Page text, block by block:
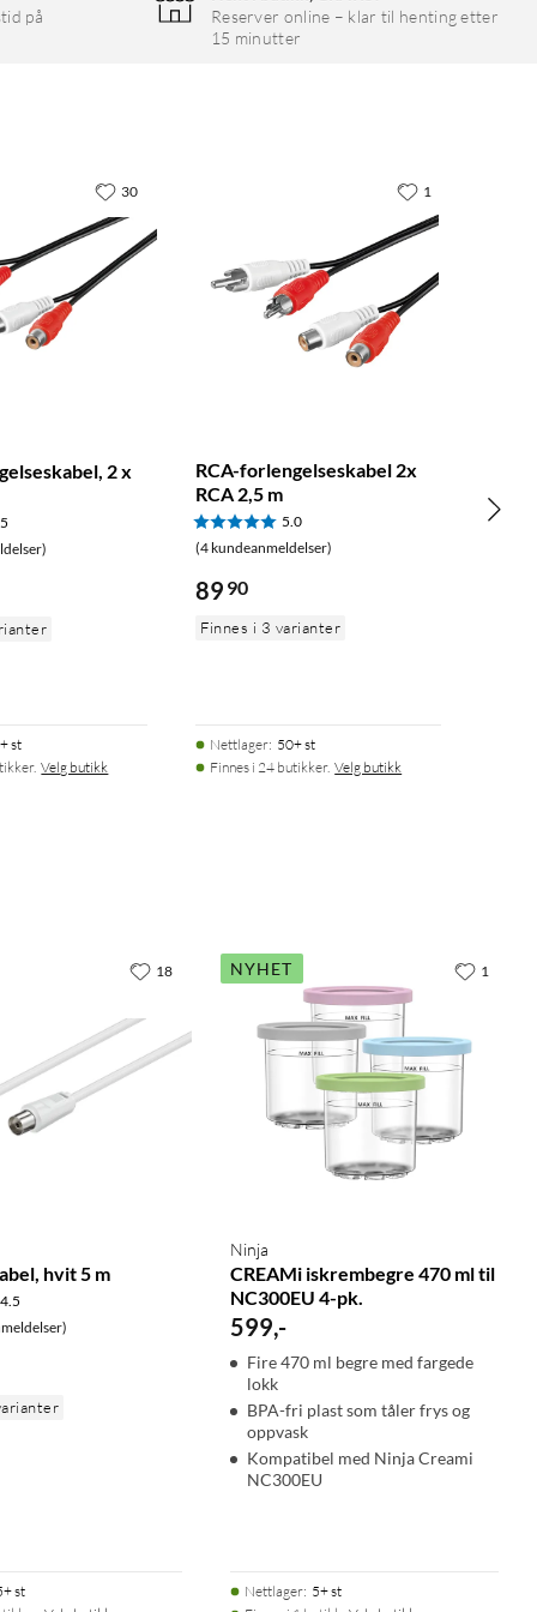
på
Reserver online – klar til henting etter
15 minutter
2 x
st
Velg butikk
30
RCA-forlengelseskabel 2x
RCA 2,5 m
5.0
(4 kundeanmeldelser)
89 90
Finnes i 3 varianter
Nettlager: 50+ st
Finnes i 24 butikker. Velg butikk
1
hvit 5 m
4.5
st
18 NYHET
Ninja
CREAMi iskrembegre 470 ml til
NC300EU 4-pk.
599,-
Fire 470 ml begre med fargede
lokk
BPA-fri plast som tåler frys og
oppvask
Kompatibel med Ninja Creami
NC300EU
Nettlager: 5+ st
1